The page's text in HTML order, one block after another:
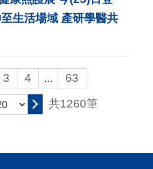
生活場域 產研學醫共
3 4 ... 63
共1260筆